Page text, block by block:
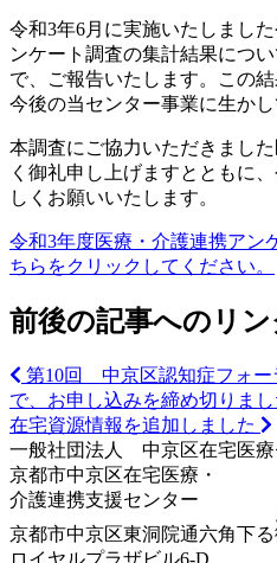
令和3年6月に実施いたしまし
ンケート調査の集計結果につ
で、ご報告いたします。この
今後の当センター事業に生かし
本調査にご協力いただきまし
く御礼申し上げますとともに
しくお願いいたします。
令和3年度医療・介護連携ア
ちらをクリックしてください。
前後の記事へのリン
第10回 中京区認知症フォ
で、お申し込みを締め切りまし
在宅資源情報を追加しました
一般社団法人 中京区在宅医療
京都市中京区在宅医療・
介護連携支援センター
京都市中京区東洞院通六角下る